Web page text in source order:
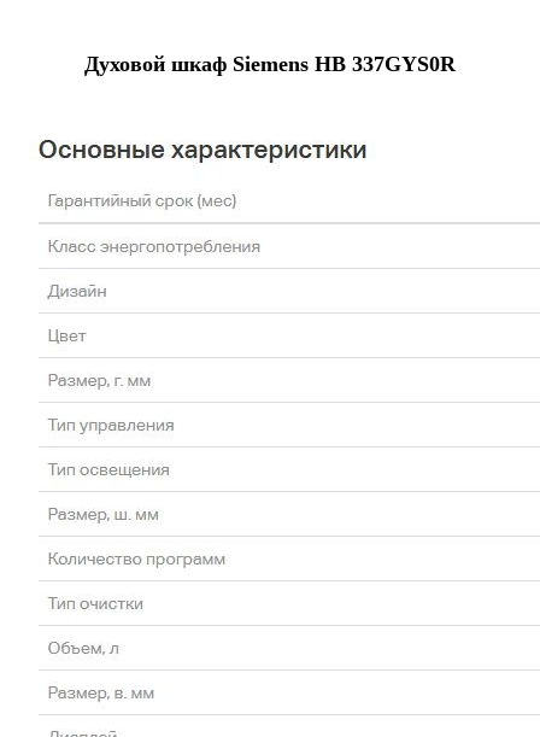
Духовой шкаф Siemens HB 337GYS0R